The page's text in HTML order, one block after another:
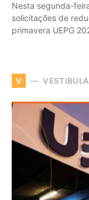
Nesta segunda-
solicitações de
primavera UEPG
V